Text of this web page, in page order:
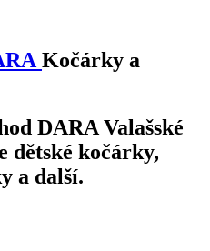
Kočárky a
DARA Valašské
dětské kočárky,
a další.